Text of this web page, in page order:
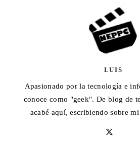
LUIS
Apasionado por la tecnología e
conoce como "geek". De blog de
acabé aquí, escribiendo sobre